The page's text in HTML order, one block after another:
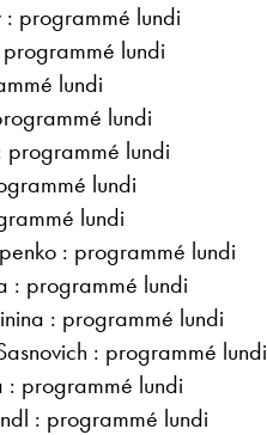
programmé lundi
lundi
lundi
lundi
lundi
lundi
lundi
: programmé lundi
: programmé lundi
: programmé lundi
: programmé lundi
programmé lundi
: programmé lundi